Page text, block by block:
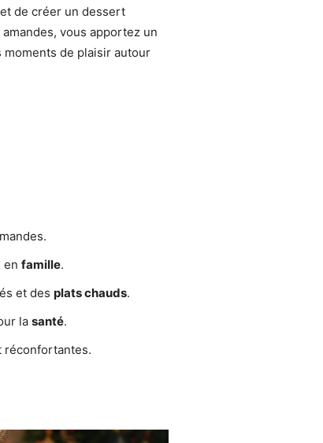
de créer un dessert
vous apportez un
moments de plaisir autour
en famille.
et des plats chauds.
la santé.
réconfortantes.